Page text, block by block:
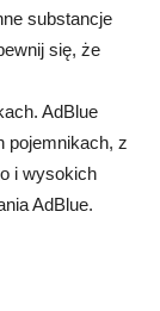
substancje
się, że
AdBlue
pojemnikach, z
i wysokich
AdBlue.